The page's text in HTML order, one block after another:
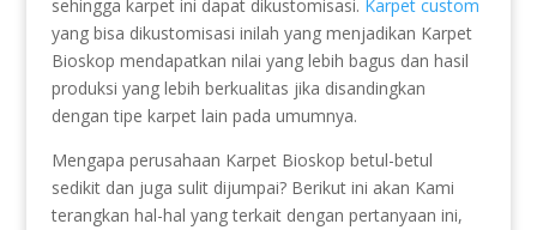
sehingga karpet ini dapat dikustomisasi. Karpet custom
yang bisa dikustomisasi inilah yang menjadikan Karpet
Bioskop mendapatkan nilai yang lebih bagus dan hasil
produksi yang lebih berkualitas jika disandingkan
dengan tipe karpet lain pada umumnya.
Mengapa perusahaan Karpet Bioskop betul-betul
sedikit dan juga sulit dijumpai? Berikut ini akan Kami
terangkan hal-hal yang terkait dengan pertanyaan ini,